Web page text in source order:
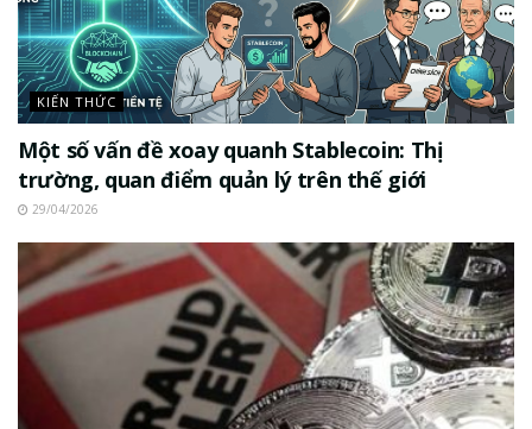
KIẾN THỨC
Một số vấn đề xoay quanh Stablecoin: Thị
trường, quan điểm quản lý trên thế giới
29/04/2026